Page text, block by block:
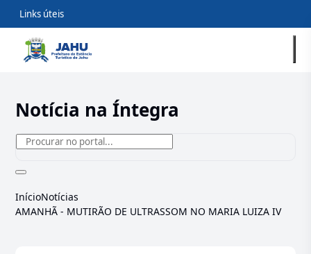
Links úteis
Notícia na Íntegra
InícioNotícias
AMANHÃ - MUTIRÃO DE ULTRASSOM NO MARIA LUIZA IV